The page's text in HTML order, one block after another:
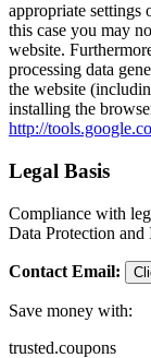
appropriate settings
this case you may
website.
processing data
the website
installing the
http://
Legal Basis
Compliance with
Data Protection
Contact Email:
Save money with:
trusted.coupons